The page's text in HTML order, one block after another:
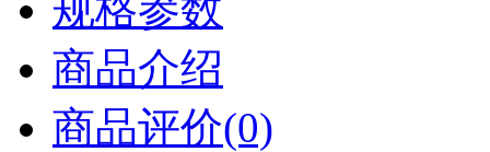
商品介绍
商品评价(0)